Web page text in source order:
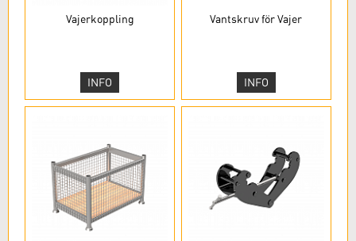
Vajerkoppling
INFO
Vantskruv för Vajer
INFO